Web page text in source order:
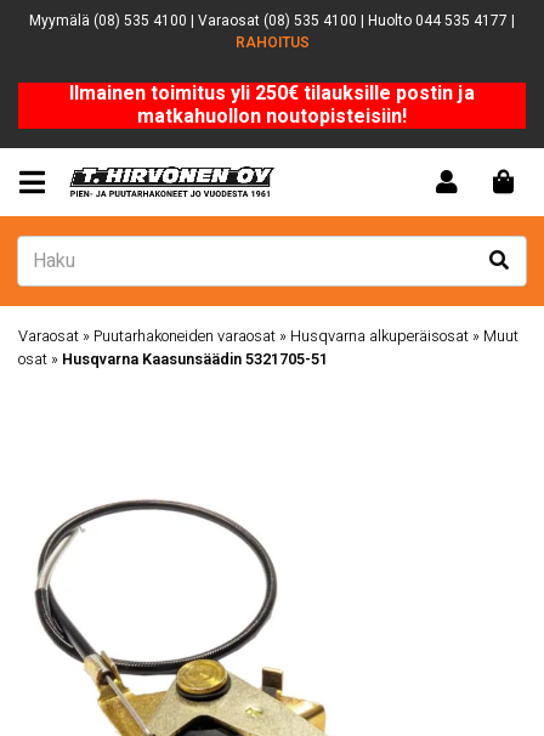
Myymälä (08) 535 4100 | Varaosat (08) 535 4100 | Huolto 044 535 4177 |
RAHOITUS
Ilmainen toimitus yli 250€ tilauksille postin ja
matkahuollon noutopisteisiin!
Varaosat » Puutarhakoneiden varaosat » Husqvarna alkuperäisosat » Muut
osat » Husqvarna Kaasunsäädin 5321705-51